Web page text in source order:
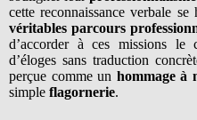
cette reconnaissance verbale
véritables parcours
d’accorder à ces missions le
d’éloges sans traduction
perçue comme un hommage à
simple flagornerie.